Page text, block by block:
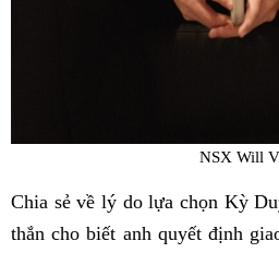
NSX Will
Chia sẻ về lý do lựa chọn Kỳ
thắn cho biết anh quyết định